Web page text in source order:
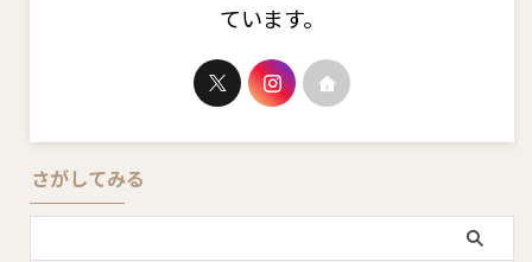
ています。
さがしてみる